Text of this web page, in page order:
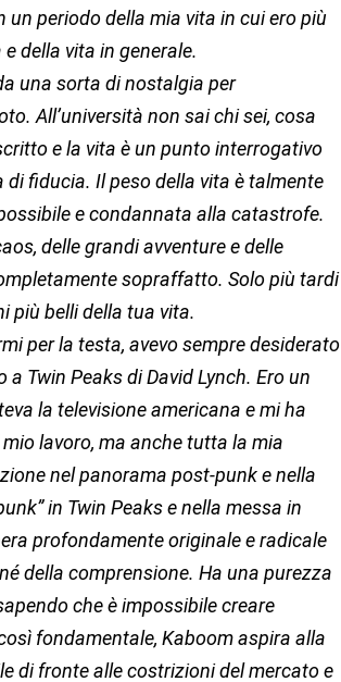
periodo della mia vita in cui ero più
della vita in generale.
una sorta di nostalgia per
All’università non sai chi sei, cosa
e la vita è un punto interrogativo
fiducia. Il peso della vita è talmente
e condannata alla catastrofe.
delle grandi avventure e delle
sopraffatto. Solo più tardi
più belli della tua vita.
per la testa, avevo sempre desiderato
Twin Peaks di David Lynch. Ero un
la televisione americana e mi ha
lavoro, ma anche tutta la mia
nel panorama post-punk e nella
in Twin Peaks e nella messa in
profondamente originale e radicale
della comprensione. Ha una purezza
che è impossibile creare
fondamentale, Kaboom aspira alla
di fronte alle costrizioni del mercato e